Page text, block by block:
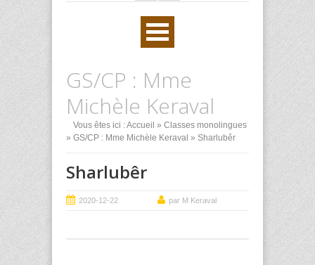
GS/CP : Mme
Michèle Keraval
Vous êtes ici :Accueil » Classes monolingues
» GS/CP : Mme Michèle Keraval » Sharlubêr
Sharlubêr
2020-12-22 par M Keraval